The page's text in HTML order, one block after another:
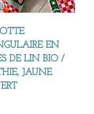
EN
DE LIN BIO /
JAUNE